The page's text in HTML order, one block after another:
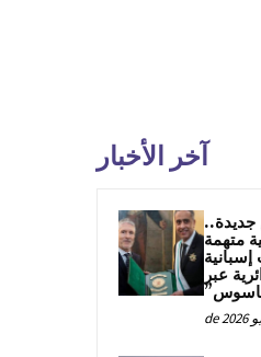
آخر الأخبار
متهمة
عبر